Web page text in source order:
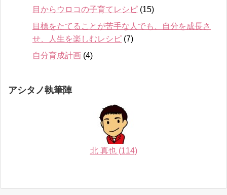
目からウロコの子育てレシピ (15)
目標をたてることが苦手な人でも、自分を成長さ
せ、人生を楽しむレシピ (7)
自分育成計画 (4)
アシタノ執筆陣
北 真也 (114)